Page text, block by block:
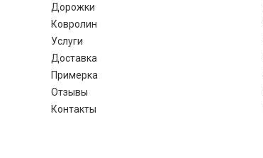
Дорожки
Ковролин
Услуги
Доставка
Примерка
Отзывы
Контакты